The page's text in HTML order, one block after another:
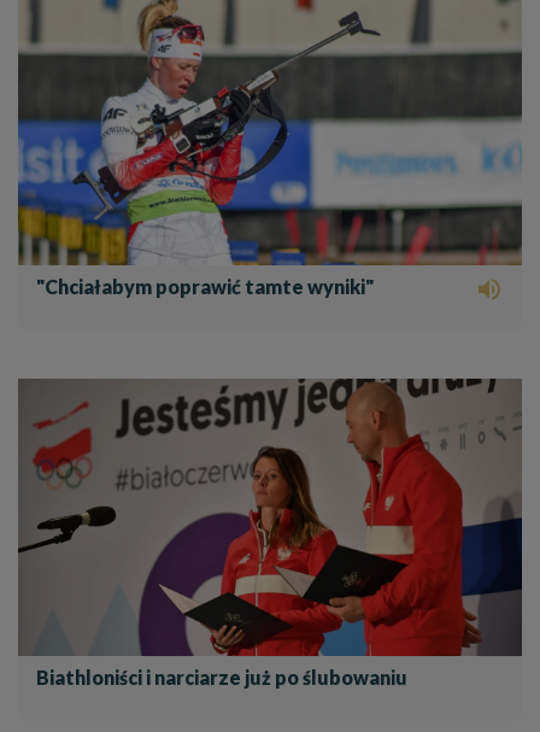

"Chciałabym poprawić tamte wyniki"
Biathloniści i narciarze już po ślubowaniu